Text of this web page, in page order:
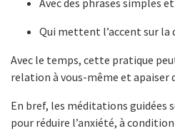
Qui mettent l’accent sur la
Avec le temps, cette pratique
relation à vous-même et apaiser
En bref, les méditations guidées
pour réduire l’anxiété, à